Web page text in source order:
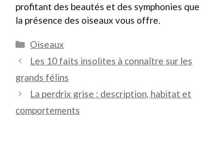
profitant des beautés et des symphonies que
la présence des oiseaux vous offre.
Catégories
Oiseaux
Les 10 faits insolites à connaître sur les
grands félins
La perdrix grise : description, habitat et
comportements